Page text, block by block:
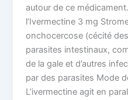
autour de ce
l’Ivermectine 3 mg
onchocercose (cécité
parasites intestinaux,
de la gale et d’autres
par des parasites Mode
L’ivermectine agit en